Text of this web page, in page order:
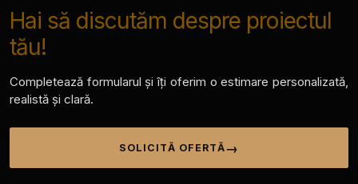
Hai să discutăm despre proiectul
tău!
Completează formularul și îți oferim o estimare personalizată,
realistă și clară.
SOLICITĂ OFERTĂ